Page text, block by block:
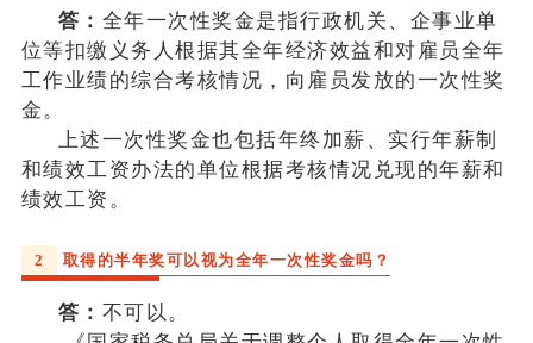
答： 全年一次性奖金是指行政机关、企事业单
位等扣缴义务人根据其全年经济效益和对雇员全年
工作业绩的综合考核情况，向雇员发放的一次性奖
金。
上述一次性奖金也包括年终加薪、实行年薪制
和绩效工资办法的单位根据考核情况兑现的年薪和
绩效工资。
2 取得的半年奖可以视为全年一次性奖金吗？
答： 不可以。